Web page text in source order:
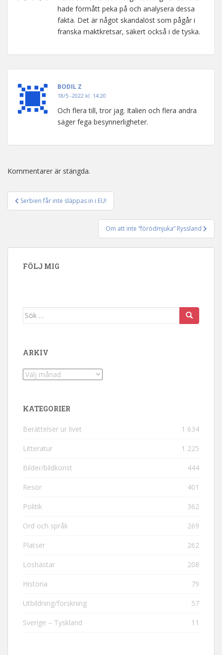
hade förmått peka på och analysera dessa
fakta. Det är något skandalöst som pågår i
franska maktkretsar, säkert också i de tyska.
BODIL Z
18/5 -2022 kl. 14:20
Och flera till, tror jag. Italien och flera andra
säger fega besynnerligheter.
Kommentarer är stängda.
Inläggsnavigering
Serbien får inte släppas in i EU!
Om att inte ”förödmjuka” Ryssland
FÖLJ MIG
Sök efter:
ARKIV
Arkiv
KATEGORIER
Berättelser ur livet 1 634
Litteratur 1 225
Bilder/bildkonst 444
Resor 401
Politik 362
Ord och språk 269
Platser 262
Löshästar 208
Historia 79
Utbildning/forskning 57
Sverige – Tyskland 11